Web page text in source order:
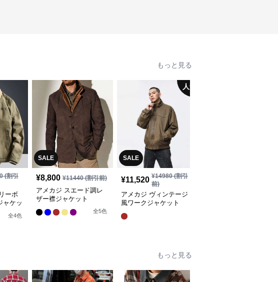
もっと見る
(割引
ーボ
ャケッ
全4色
SALE
¥8,800 ¥11440(割引前)
アメカジ スエード調レ
ザー襟ジャケット
全5色
SALE
人気
¥11,520 ¥14980(割引
前)
アメカジ ヴィンテージ
風ワークジャケット
もっと見る